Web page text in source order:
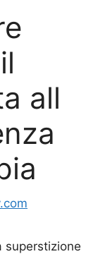
all
superstizione